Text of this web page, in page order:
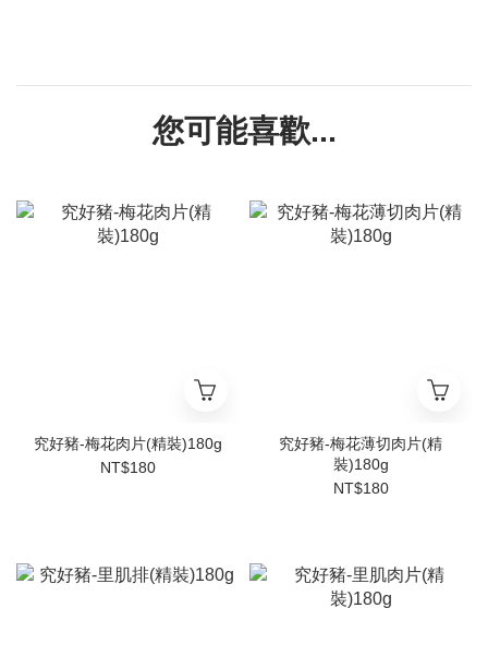
您可能喜歡...
究好豬-梅花肉片(精裝)180g
NT$180
究好豬-梅花薄切肉片(精
裝)180g
NT$180